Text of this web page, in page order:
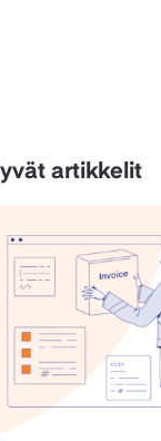
artikkelit